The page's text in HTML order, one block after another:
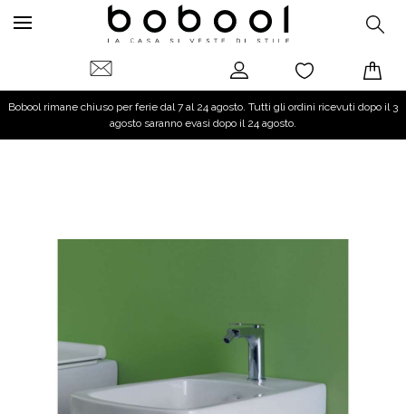
Bobool rimane chiuso per ferie dal 7 al 24 agosto. Tutti gli ordini ricevuti dopo il 3
agosto saranno evasi dopo il 24 agosto.